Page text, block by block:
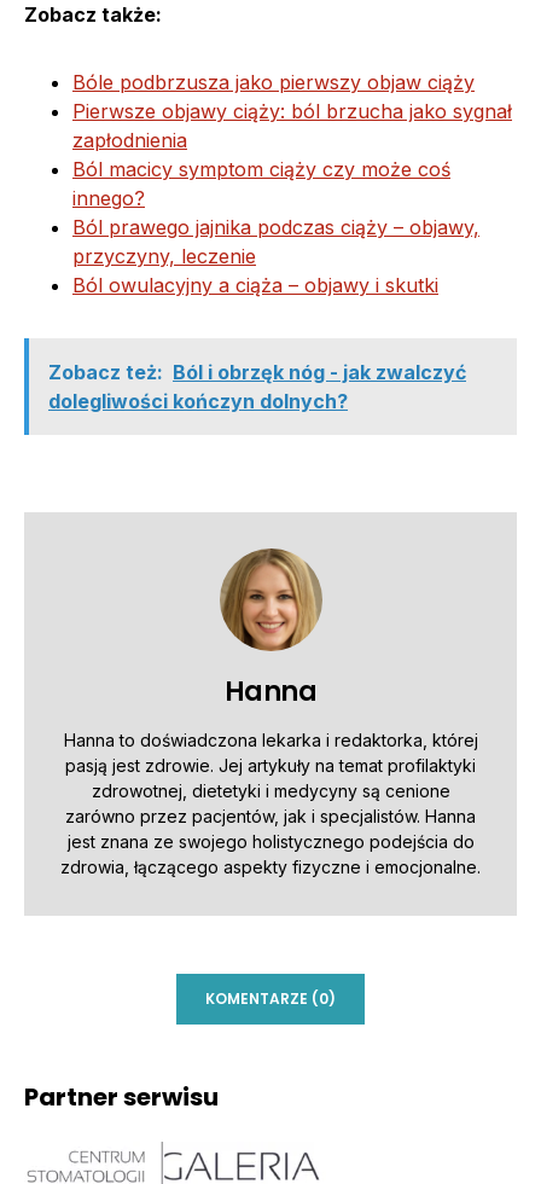
Zobacz także:
Bóle podbrzusza jako pierwszy objaw ciąży
Pierwsze objawy ciąży: ból brzucha jako sygnał
zapłodnienia
Ból macicy symptom ciąży czy może coś
innego?
Ból prawego jajnika podczas ciąży – objawy,
przyczyny, leczenie
Ból owulacyjny a ciąża – objawy i skutki
Zobacz też: Ból i obrzęk nóg - jak zwalczyć
dolegliwości kończyn dolnych?
Hanna
Hanna to doświadczona lekarka i redaktorka, której
pasją jest zdrowie. Jej artykuły na temat profilaktyki
zdrowotnej, dietetyki i medycyny są cenione
zarówno przez pacjentów, jak i specjalistów. Hanna
jest znana ze swojego holistycznego podejścia do
zdrowia, łączącego aspekty fizyczne i emocjonalne.
KOMENTARZE (0)
Partner serwisu